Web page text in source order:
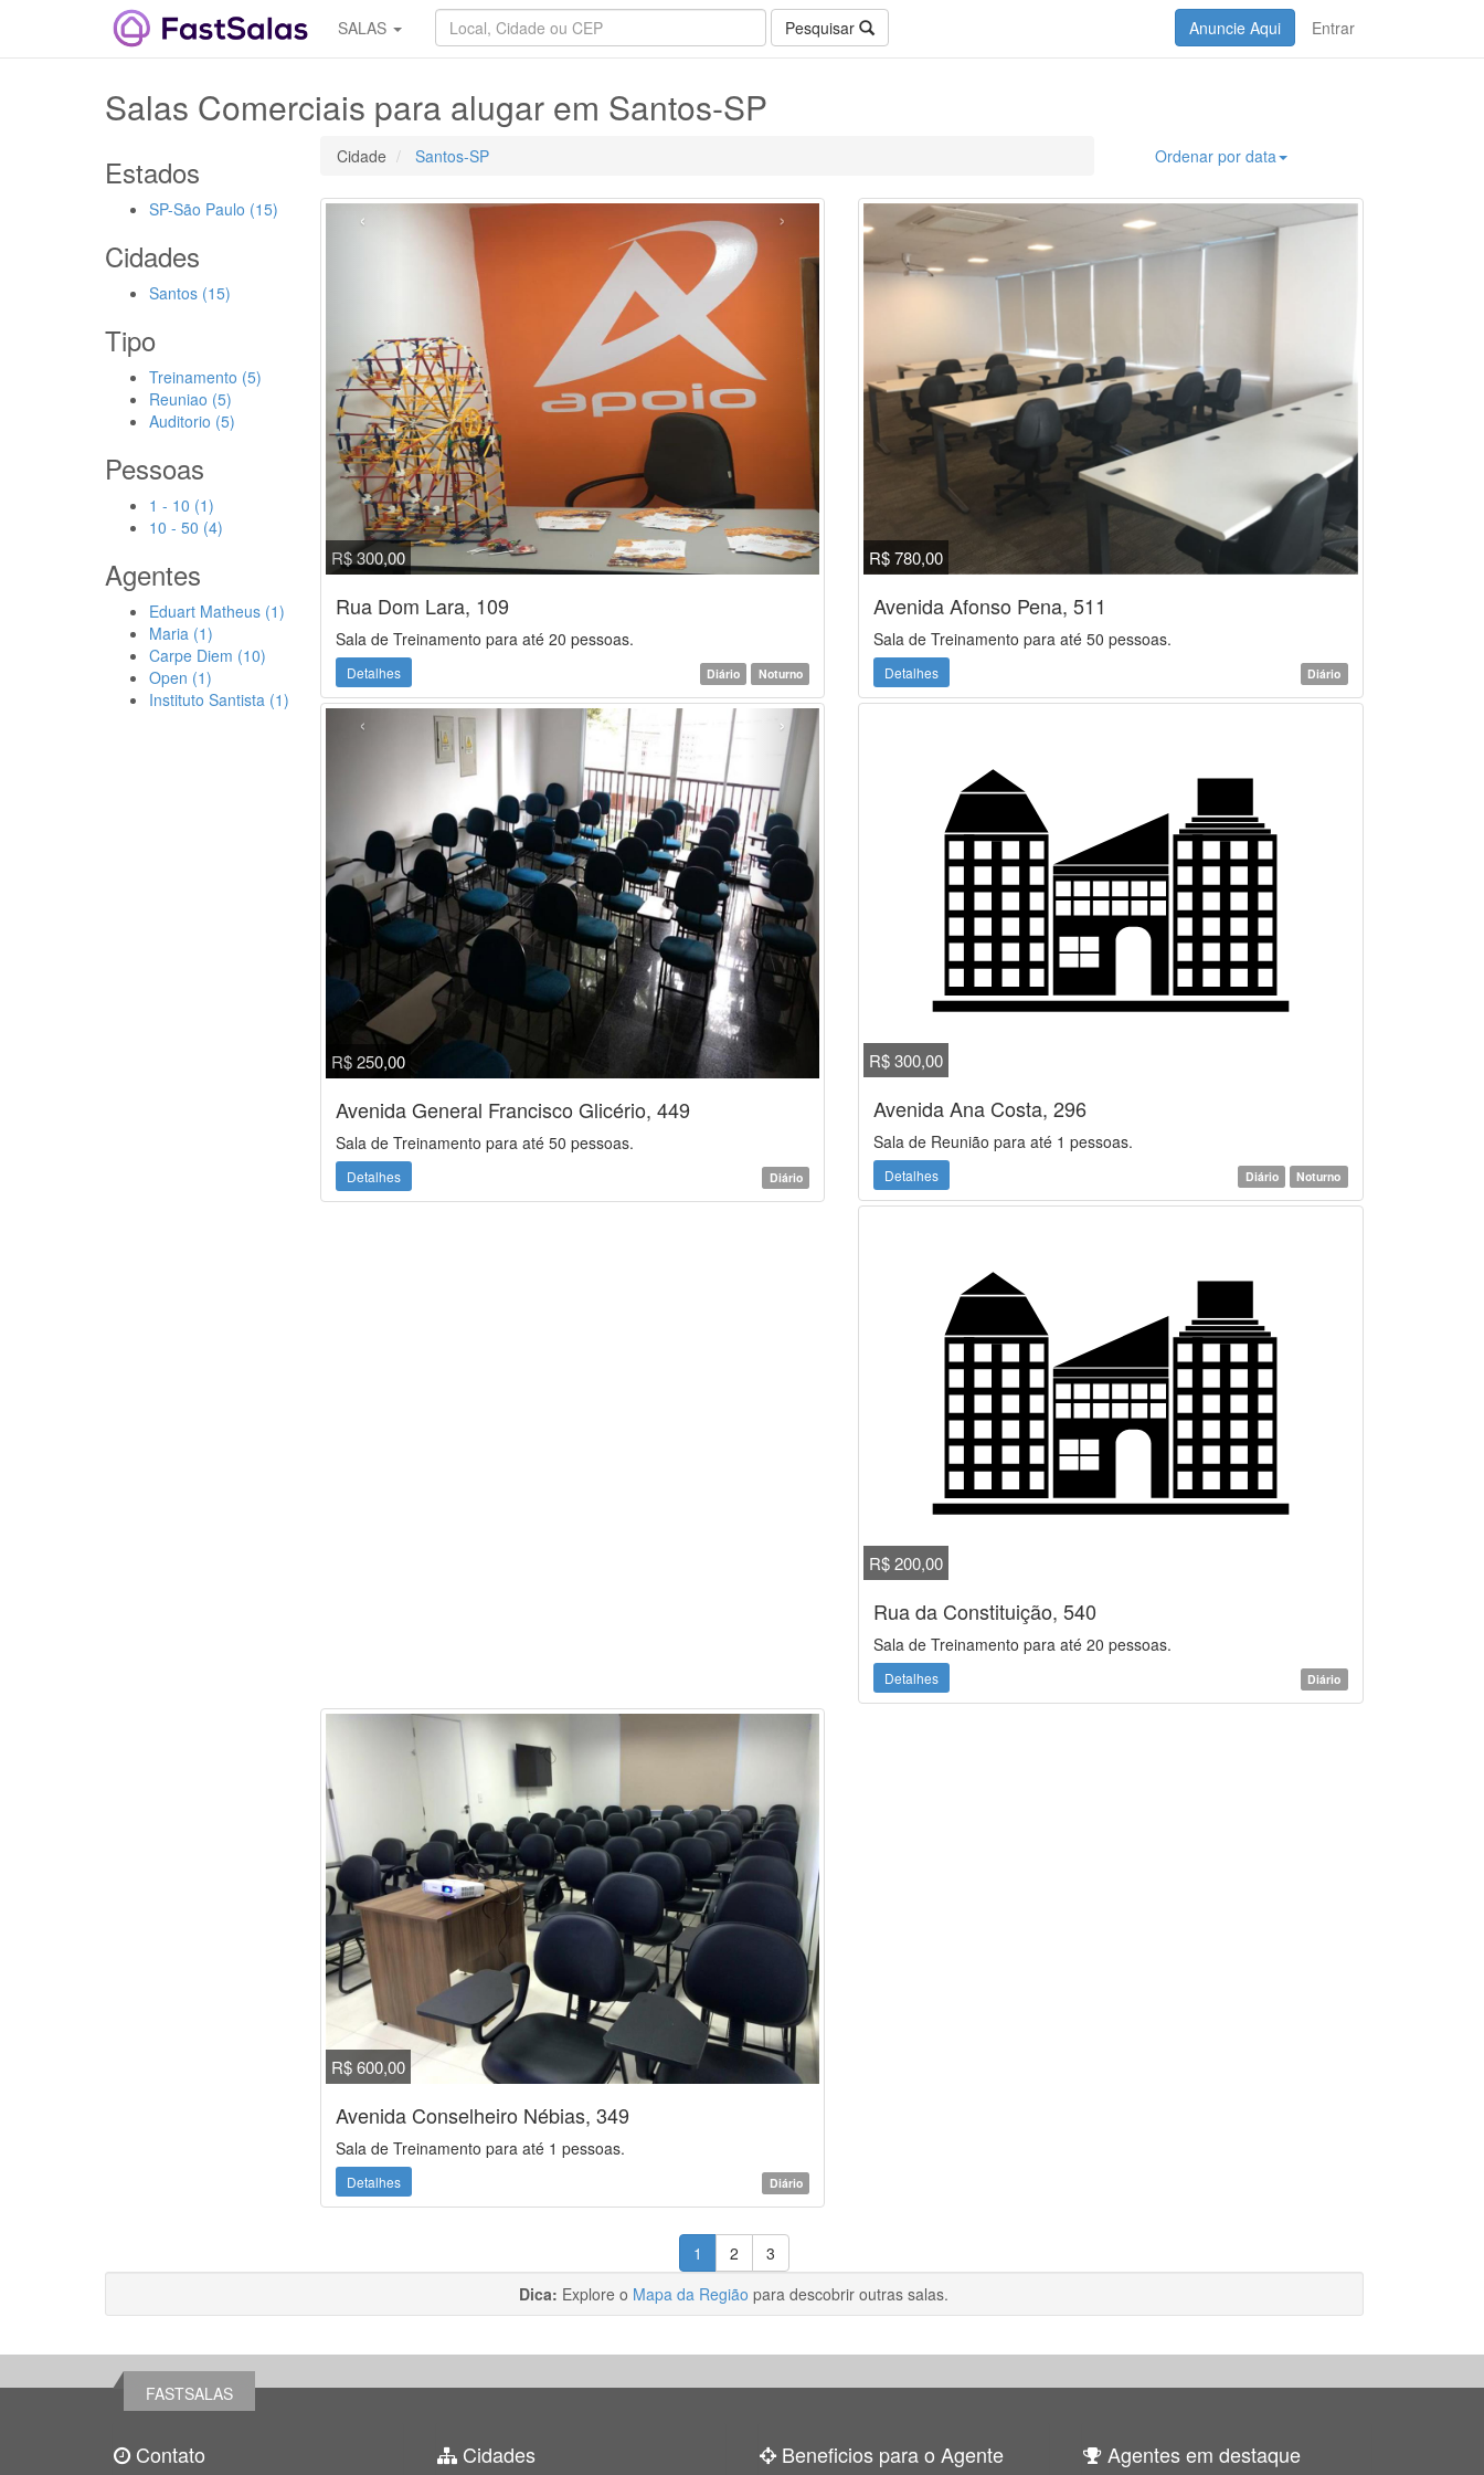
SALAS Pesquisar Anuncie Aqui Entrar
Salas Comerciais para alugar em Santos-SP
Estados
SP-São Paulo (15)
Cidades
Santos (15)
Tipo
Treinamento (5)
Reuniao (5)
Auditorio (5)
Pessoas
1 - 10 (1)
10 - 50 (4)
Agentes
Eduart Matheus (1)
Maria (1)
Carpe Diem (10)
Open (1)
Instituto Santista (1)
Cidade Santos-SP Ordenar por data
R$ 300,00
‹ ›
Rua Dom Lara, 109
Sala de Treinamento para até 20 pessoas.
Detalhes Diário Noturno
R$ 780,00
Avenida Afonso Pena, 511
Sala de Treinamento para até 50 pessoas.
Detalhes Diário
R$ 250,00
‹ ›
Avenida General Francisco Glicério, 449
Sala de Treinamento para até 50 pessoas.
Detalhes Diário
R$ 300,00
Avenida Ana Costa, 296
Sala de Reunião para até 1 pessoas.
Detalhes Diário Noturno
R$ 200,00
Rua da Constituição, 540
Sala de Treinamento para até 20 pessoas.
Detalhes Diário
R$ 600,00
Avenida Conselheiro Nébias, 349
Sala de Treinamento para até 1 pessoas.
Detalhes Diário
1 2
3
Dica: Explore o Mapa da Região para descobrir outras salas.
FASTSALAS
Contato Cidades Beneficios para o Agente Agentes em destaque